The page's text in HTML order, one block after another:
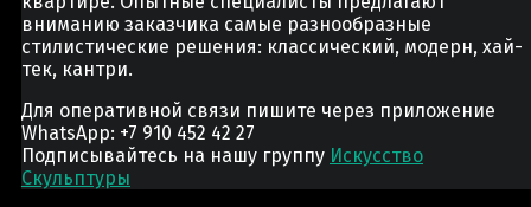
вниманию заказчика самые разнообразные
стилистические решения: классический, модерн, хай-
тек, кантри.
Для оперативной связи пишите через приложение
WhatsApp: +7 910 452 42 27
Подписывайтесь на нашу группу Искусство
Скульптуры